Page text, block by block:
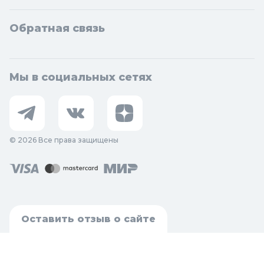
Обратная связь
Мы в социальных сетях
© 2026 Все права защищены
Оставить отзыв о сайте